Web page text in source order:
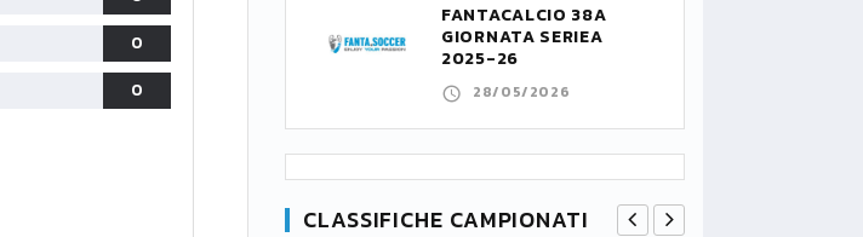
0
0
FANTACALCIO 38A
GIORNATA SERIEA
2025-26
28/05/2026
CLASSIFICHE CAMPIONATI